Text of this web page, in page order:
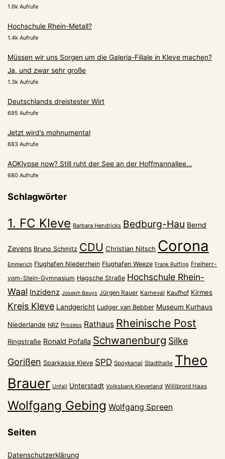
1.6k Aufrufe
Hochschule Rhein-Metall?
1.4k Aufrufe
Müssen wir uns Sorgen um die Galeria-Filiale in Kleve machen?
Ja, und zwar sehr große
1.3k Aufrufe
Deutschlands dreistester Wirt
695 Aufrufe
Jetzt wird’s mohnumental
683 Aufrufe
AOKlypse now? Still ruht der See an der Hoffmannallee…
680 Aufrufe
Schlagwörter
1. FC Kleve Barbara Hendricks Bedburg-Hau Bernd
Zevens Bruno Schmitz CDU Christian Nitsch Corona
Emmerich Flughafen Niederrhein Flughafen Weeze Frank Ruffing Freiherr-
vom-Stein-Gymnasium Hagsche Straße Hochschule Rhein-
Waal Inzidenz Joseph Beuys Jürgen Rauer Karneval Kaufhof Kirmes
Kreis Kleve Landgericht Ludger van Bebber Museum Kurhaus
Niederlande NRZ Prozess Rathaus Rheinische Post
Ringstraße Ronald Pofalla Schwanenburg Silke
Gorißen Sparkasse Kleve SPD Spoykanal Stadthalle Theo
Brauer Unfall Unterstadt Volksbank Kleverland Willibrord Haas
Wolfgang Gebing Wolfgang Spreen
Seiten
Datenschutzerklärung